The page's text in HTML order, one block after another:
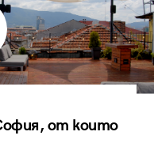
от които